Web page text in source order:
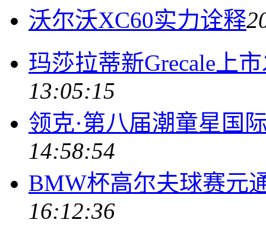
沃尔沃XC60实力诠释
玛莎拉蒂新Grecale上
13:05:15
领克·第八届潮童星国
14:58:54
BMW杯高尔夫球赛元
16:12:36